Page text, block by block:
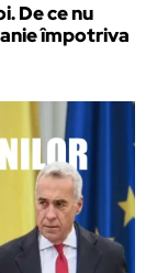
De ce nu
împotriva